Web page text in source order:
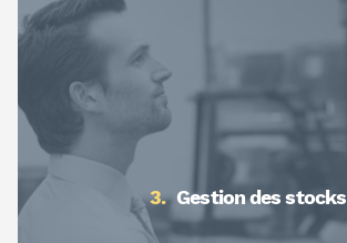
Gestion des stocks